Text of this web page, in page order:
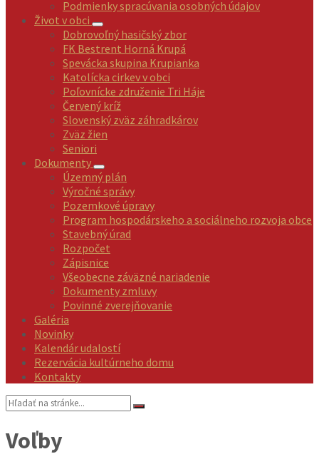
Podmienky spracúvania osobných údajov
Život v obci
Dobrovoľný hasičský zbor
FK Bestrent Horná Krupá
Spevácka skupina Krupianka
Katolícka cirkev v obci
Poľovnícke združenie Tri Háje
Červený kríž
Slovenský zväz záhradkárov
Zväz žien
Seniori
Dokumenty
Územný plán
Výročné správy
Pozemkové úpravy
Program hospodárskeho a sociálneho rozvoja obce
Stavebný úrad
Rozpočet
Zápisnice
Všeobecne záväzné nariadenie
Dokumenty zmluvy
Povinné zverejňovanie
Galéria
Novinky
Kalendár udalostí
Rezervácia kultúrneho domu
Kontakty
Vyhľadávanie:
Voľby